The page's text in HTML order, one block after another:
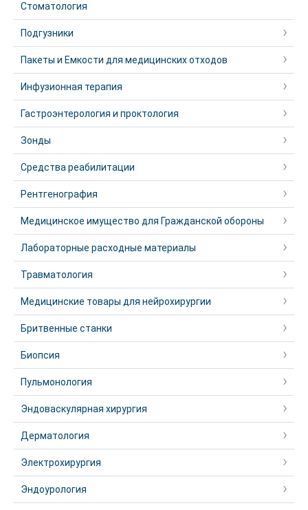
Стоматология
Подгузники
Пакеты и Емкости для медицинских отходов
Инфузионная терапия
Гастроэнтерология и проктология
Зонды
Средства реабилитации
Рентгенография
Медицинское имущество для Гражданской обороны
Лабораторные расходные материалы
Травматология
Медицинские товары для нейрохирургии
Бритвенные станки
Биопсия
Пульмонология
Эндоваскулярная хирургия
Дерматология
Электрохирургия
Эндоурология